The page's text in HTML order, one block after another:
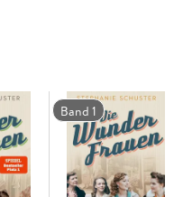
endlich der
all den neuen Chancen
Lebens fängt jetzt
- drei Romane über
von den
bis zu den
Band 1